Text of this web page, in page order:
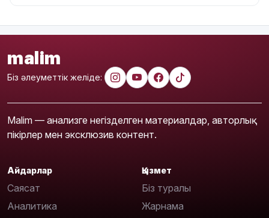
malim
Біз әлеуметтік желіде:
Malim — анализге негізделген материалдар, авторлық
пікірлер мен эксклюзив контент.
Айдарлар
Саясат
Аналитика
Қызмет
Біз туралы
Жарнама